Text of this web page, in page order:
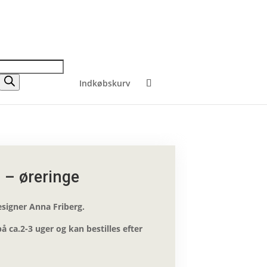
Indkøbskurv
– øreringe
Anna Friberg.
ca.2-3 uger og kan bestilles efter